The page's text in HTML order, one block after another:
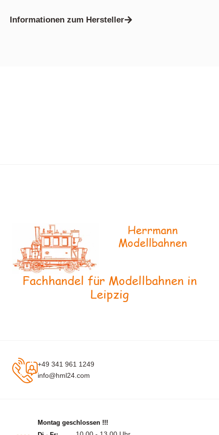
Informationen zum Hersteller
Herrmann
Modellbahnen
Fachhandel für Modellbahnen in
Leipzig
+49 341 961 1249
info@hml24.com
Montag geschlossen !!!